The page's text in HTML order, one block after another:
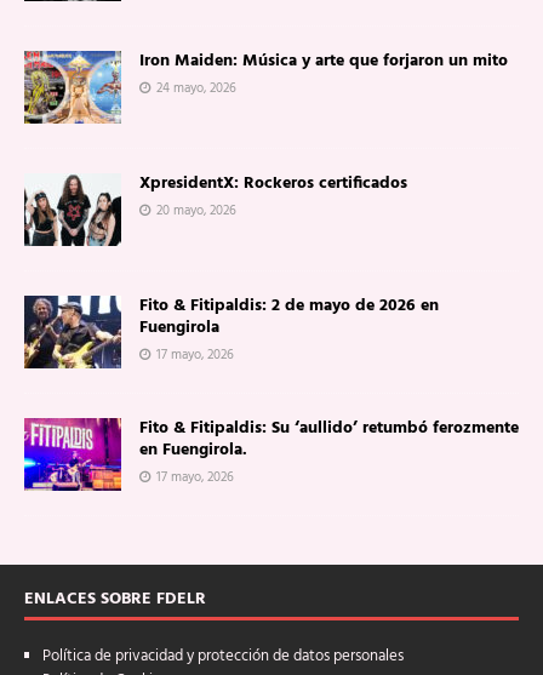
Iron Maiden: Música y arte que forjaron un mito
24 mayo, 2026
XpresidentX: Rockeros certificados
20 mayo, 2026
Fito & Fitipaldis: 2 de mayo de 2026 en
Fuengirola
17 mayo, 2026
Fito & Fitipaldis: Su ‘aullido’ retumbó ferozmente
en Fuengirola.
17 mayo, 2026
ENLACES SOBRE FDELR
Política de privacidad y protección de datos personales